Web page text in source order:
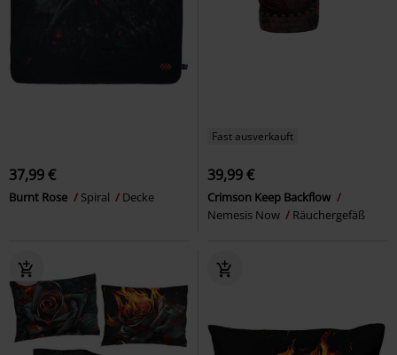
37,99 €
Burnt Rose Spiral Decke
Fast ausverkauft
39,99 €
Crimson Keep Backflow
Nemesis Now
Räuchergefäß